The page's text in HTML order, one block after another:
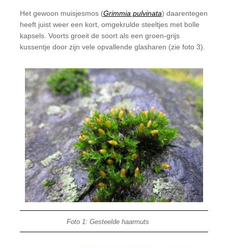
Het gewoon muisjesmos (Grimmia pulvinata) daarentegen
heeft juist weer een kort, omgekrulde steeltjes met bolle
kapsels. Voorts groeit de soort als een groen-grijs
kussentje door zijn vele opvallende glasharen (zie foto 3).
Foto 1: Gesteelde haarmuts